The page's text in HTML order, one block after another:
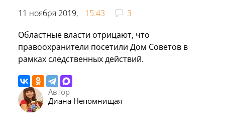
11 ноября 2019, 15:43
3
Областные власти отрицают, что
правоохранители посетили Дом Советов в
рамках следственных действий.
Автор
Диана Непомнищая